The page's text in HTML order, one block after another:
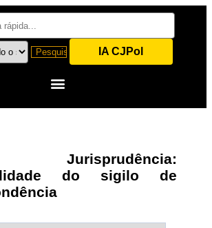
IA CJPol
Jurisprudência:
do sigilo de